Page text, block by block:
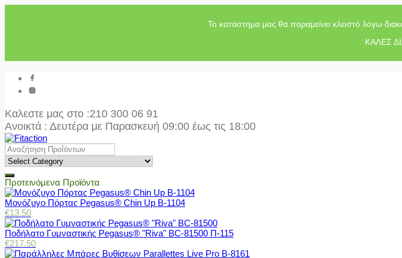
Το κατάστημα μας θα παραμείνει κλειστό λόγω
ΚΑΛΕΣ
Καλεστε μας στο :210 300 06 91
Ανοικτά : Δευτέρα με Παρασκευή 09:00 έως τις 18:00
Προτεινόμενα Προϊόντα
Μονόζυγο Πόρτας Pegasus® Chin Up Β-1104
€13.50
Ποδήλατο Γυμναστικής Pegasus® "Riva" BC-81500 Π-115
€217.50